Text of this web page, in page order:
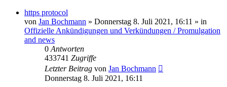
https protocol
von Jan Bochmann » Donnerstag 8. Juli 2021, 16:11 » in
Offizielle Ankündigungen und Verkündungen / Promulgation
and news
0 Antworten
433741 Zugriffe
Letzter Beitrag von Jan Bochmann
Donnerstag 8. Juli 2021, 16:11